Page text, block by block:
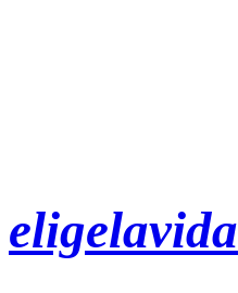
eligelavida